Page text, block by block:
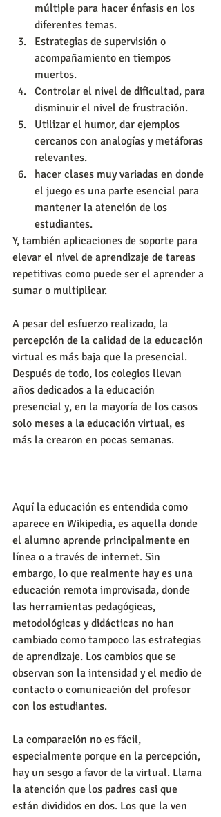
múltiple para hacer énfasis en los
diferentes temas.
Estrategias de supervisión o
acompañamiento en tiempos
muertos.
Controlar el nivel de dificultad, para
disminuir el nivel de frustración.
Utilizar el humor, dar ejemplos
cercanos con analogías y metáforas
relevantes.
hacer clases muy variadas en donde
el juego es una parte esencial para
mantener la atención de los
estudiantes.
Y, también aplicaciones de soporte para
elevar el nivel de aprendizaje de tareas
repetitivas como puede ser el aprender a
sumar o multiplicar.
A pesar del esfuerzo realizado, la
percepción de la calidad de la educación
virtual es más baja que la presencial.
Después de todo, los colegios llevan
años dedicados a la educación
presencial y, en la mayoría de los casos
solo meses a la educación virtual, es
más la crearon en pocas semanas.
Aquí la educación es entendida como
aparece en Wikipedia, es aquella donde
el alumno aprende principalmente en
línea o a través de internet. Sin
embargo, lo que realmente hay es una
educación remota improvisada, donde
las herramientas pedagógicas,
metodológicas y didácticas no han
cambiado como tampoco las estrategias
de aprendizaje. Los cambios que se
observan son la intensidad y el medio de
contacto o comunicación del profesor
con los estudiantes.
La comparación no es fácil,
especialmente porque en la percepción,
hay un sesgo a favor de la virtual. Llama
la atención que los padres casi que
están divididos en dos. Los que la ven